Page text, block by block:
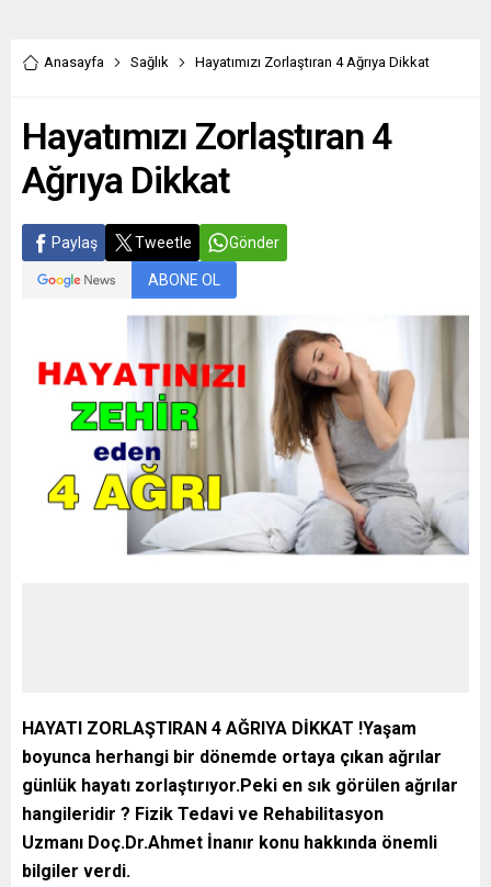
Anasayfa Sağlık Hayatımızı Zorlaştıran 4 Ağrıya Dikkat
Hayatımızı Zorlaştıran 4
Ağrıya Dikkat
Paylaş Tweetle Gönder
ABONE OL
HAYATI ZORLAŞTIRAN 4 AĞRIYA DİKKAT !Yaşam
boyunca herhangi bir dönemde ortaya çıkan ağrılar
günlük hayatı zorlaştırıyor.Peki en sık görülen ağrılar
hangileridir ? Fizik Tedavi ve Rehabilitasyon
Uzmanı Doç.Dr.Ahmet İnanır konu hakkında önemli
bilgiler verdi.